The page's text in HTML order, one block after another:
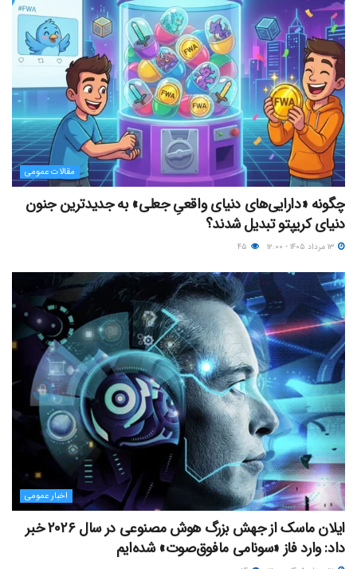
مقالات عمومی
چگونه «دارایی‌های دنیای واقعیِ جعلی» به جدیدترین جنون
دنیای کریپتو تبدیل شدند؟
اخبار عمومی
ایلان ماسک از جهش بزرگ هوش مصنوعی در سال ۲۰۲۶ خبر
داد: وارد فاز «سونامی مافوق‌صوت» شده‌ایم